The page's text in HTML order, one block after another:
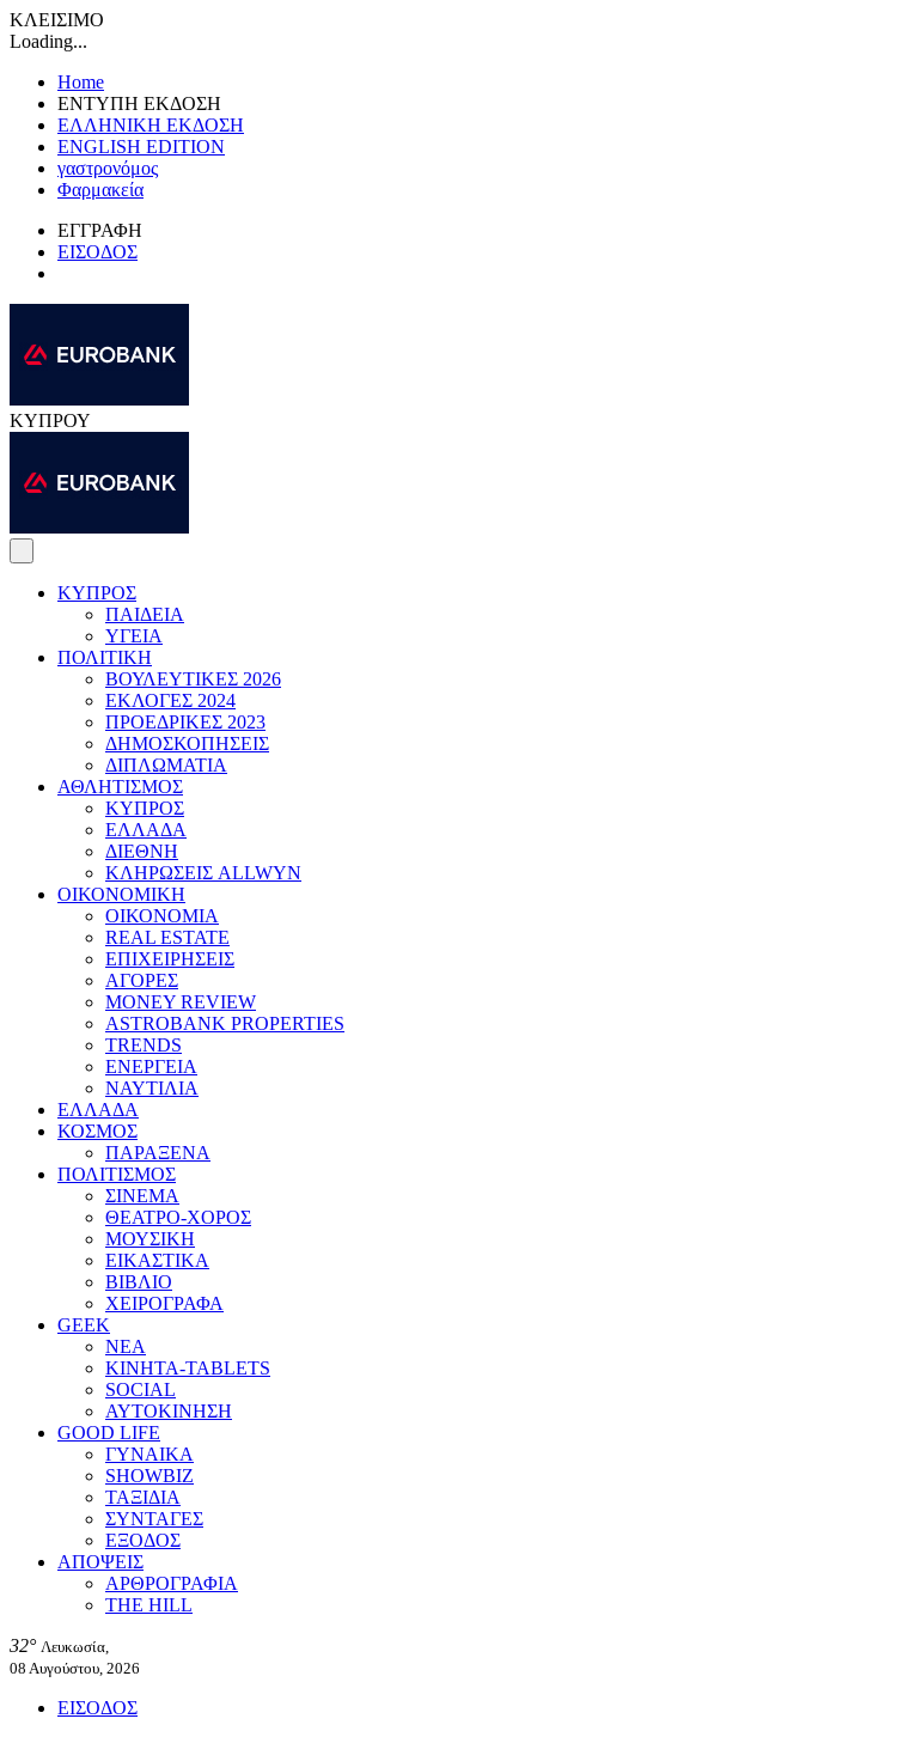
ΚΛΕΙΣΙΜΟ
Loading...
Home
ΕΝΤΥΠΗ ΕΚΔΟΣΗ
ΕΛΛΗΝΙΚΗ ΕΚΔΟΣΗ
ENGLISH EDITION
γαστρονόμος
Φαρμακεία
ΕΓΓΡΑΦΗ
ΕΙΣΟΔΟΣ
ΚΥΠΡΟΥ
ΚΥΠΡΟΣ
ΠΑΙΔΕΙΑ
ΥΓΕΙΑ
ΠΟΛΙΤΙΚΗ
ΒΟΥΛΕΥΤΙΚΕΣ 2026
ΕΚΛΟΓΕΣ 2024
ΠΡΟΕΔΡΙΚΕΣ 2023
ΔΗΜΟΣΚΟΠΗΣΕΙΣ
ΔΙΠΛΩΜΑΤΙΑ
ΑΘΛΗΤΙΣΜΟΣ
ΚΥΠΡΟΣ
ΕΛΛΑΔΑ
ΔΙΕΘΝΗ
ΚΛΗΡΩΣΕΙΣ ALLWYN
ΟΙΚΟΝΟΜΙΚΗ
ΟΙΚΟΝΟΜΙΑ
REAL ESTATE
ΕΠΙΧΕΙΡΗΣΕΙΣ
ΑΓΟΡΕΣ
MONEY REVIEW
ASTROBANK PROPERTIES
TRENDS
ΕΝΕΡΓΕΙΑ
ΝΑΥΤΙΛΙΑ
ΕΛΛΑΔΑ
ΚΟΣΜΟΣ
ΠΑΡΑΞΕΝΑ
ΠΟΛΙΤΙΣΜΟΣ
ΣΙΝΕΜΑ
ΘΕΑΤΡΟ-ΧΟΡΟΣ
ΜΟΥΣΙΚΗ
ΕΙΚΑΣΤΙΚΑ
ΒΙΒΛΙΟ
ΧΕΙΡΟΓΡΑΦΑ
GEEK
ΝΕΑ
ΚΙΝΗΤΑ-TABLETS
SOCIAL
ΑΥΤΟΚΙΝΗΣΗ
GOOD LIFE
ΓΥΝΑΙΚΑ
SHOWBIZ
ΤΑΞΙΔΙΑ
ΣΥΝΤΑΓΕΣ
ΕΞΟΔΟΣ
ΑΠΟΨΕΙΣ
ΑΡΘΡΟΓΡΑΦΙΑ
THE HILL
32° Λευκωσία,
08 Αυγούστου, 2026
ΕΙΣΟΔΟΣ